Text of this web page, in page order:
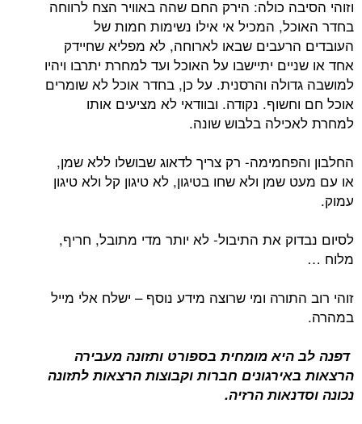
כולה: הירק החם שהה באוויר הצח לרווחה
המכיל אי אילו נשימות חמות של
שבאו לארוחה, לא מפליא שחיידק
יתיישבו על האוכל ועד למחרת יתרבו ויהיו
והרסנית. על כן, בחדר אוכל לא שומרים
נקודה. ובוודאי לא מציעים אותו
בלבוש שונה.
רק צריך לדאוג שבושלו ללא שמן,
ולא שחו בטיגון, לא טיגון קל ולא טיגון
את התיבול- לא יותר מדי מתובל, חריף,
ומי שרוצה מידע נוסף – ישלח אלי מייל
מומחית בספורט ותזונה מעבירה
חברות וקבוצות הרצאות לתזונה
הרזיה.